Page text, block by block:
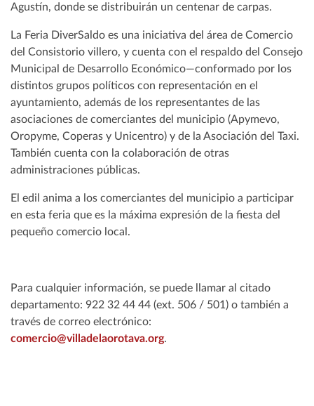
Agustín, donde se distribuirán un centenar de carpas.
La Feria DiverSaldo es una iniciativa del área de Comercio
del Consistorio villero, y cuenta con el respaldo del Consejo
Municipal de Desarrollo Económico—conformado por los
distintos grupos políticos con representación en el
ayuntamiento, además de los representantes de las
asociaciones de comerciantes del municipio (Apymevo,
Oropyme, Coperas y Unicentro) y de la Asociación del Taxi.
También cuenta con la colaboración de otras
administraciones públicas.
El edil anima a los comerciantes del municipio a participar
en esta feria que es la máxima expresión de la fiesta del
pequeño comercio local.
Para cualquier información, se puede llamar al citado
departamento: 922 32 44 44 (ext. 506 / 501) o también a
través de correo electrónico:
comercio@villadelaorotava.org.